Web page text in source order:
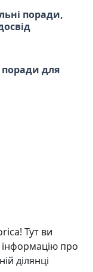
поради,
поради для
Тут ви
про
ділянці